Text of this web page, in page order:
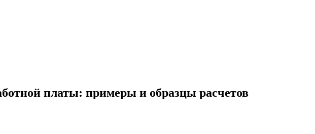
платы: примеры и образцы расчетов